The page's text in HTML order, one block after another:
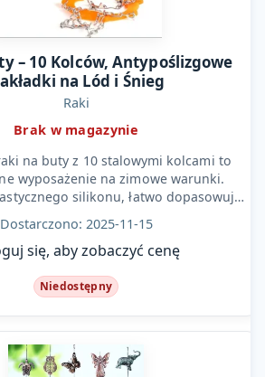
– 10 Kolców, Antypoślizgowe
na Lód i Śnieg
Raki
Brak w magazynie
na buty z 10 stalowymi kolcami to
wyposażenie na zimowe warunki.
silikonu, łatwo dopasowują
Dostarczono: 2025-11-15
się, aby zobaczyć cenę
Niedostępny